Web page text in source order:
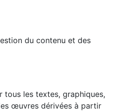
du contenu et des
tous les textes, graphiques,
œuvres dérivées à partir